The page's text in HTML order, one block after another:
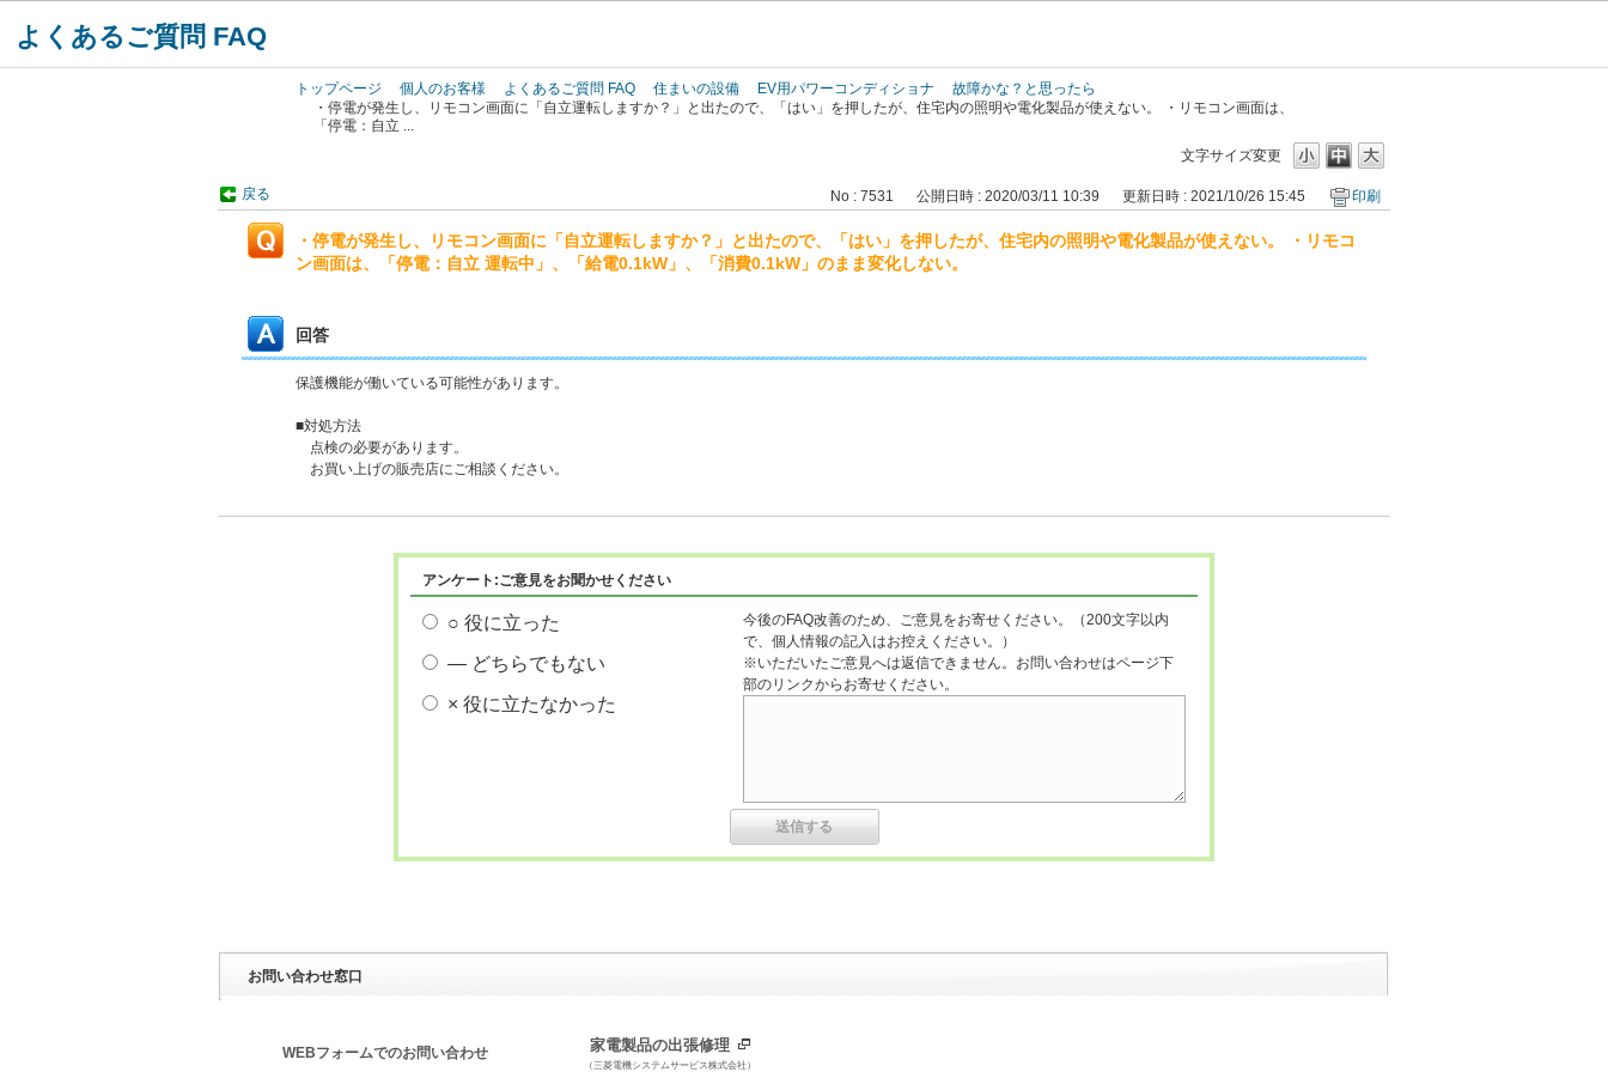
よくあるご質問 FAQ
トップページ 個人のお客様 よくあるご質問 FAQ 住まいの設備 EV用パワーコンディショナ
故障かな？と思ったら
・停電が発生し、リモコン画面に「自立運転しますか？」と出たので、「はい」を押したが、住宅内の照明や電化製品が使えない。 ・リモコン画面は、
「停電：自立 ...
文字サイズ変更
戻る No : 7531 公開日時 : 2020/03/11 10:39 更新日時 : 2021/10/26 15:45 印刷
・停電が発生し、リモコン画面に「自立運転しますか？」と出たので、「はい」を押したが、住宅内の照明や電化製品が使えない。 ・リモコ
ン画面は、「停電：自立 運転中」、「給電0.1kW」、「消費0.1kW」のまま変化しない。
回答
保護機能が働いている可能性があります。
■対処方法
点検の必要があります。
お買い上げの販売店にご相談ください。
アンケート:ご意見をお聞かせください
○ 役に立った
― どちらでもない
× 役に立たなかった
今後のFAQ改善のため、ご意見をお寄せください。（200文字以内
で、個人情報の記入はお控えください。）
※いただいたご意見へは返信できません。お問い合わせはページ下
部のリンクからお寄せください。
お問い合わせ窓口
WEBフォームでのお問い合わせ 家電製品の出張修理
（三菱電機システムサービス株式会社）